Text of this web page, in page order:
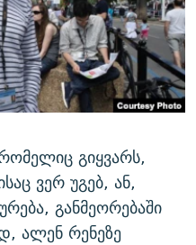
19
ᲐᲛᲑᲐᲕᲘ
გიყვარს,
ვერ უგებ, ან,
განმეორებაში
ალენ რენეზე